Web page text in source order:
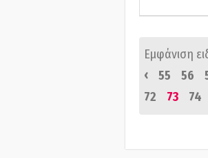
Εμφάνιση
‹
55 56
72
73 74